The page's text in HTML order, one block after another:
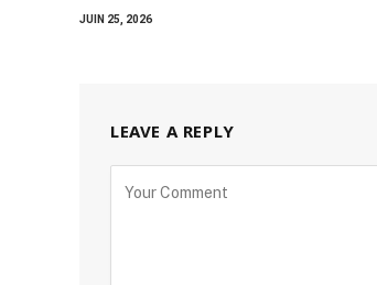
JUIN 25, 2026
LEAVE A REPLY